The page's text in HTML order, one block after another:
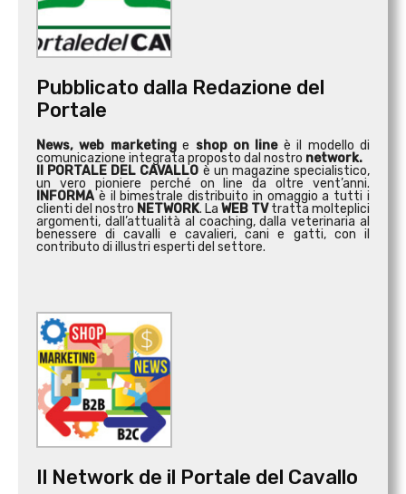
Pubblicato dalla Redazione del
Portale
News, web marketinge shop on line è il modello di
comunicazione integrata proposto dal nostro network.
Il PORTALE DEL CAVALLO è un magazine specialistico,
un vero pioniere perché on line da oltre vent’anni.
INFORMA è il bimestrale distribuito in omaggio a tutti i
clienti del nostro NETWORK. La WEB TVtratta molteplici
argomenti, dall’attualità al coaching, dalla veterinaria al
benessere di cavalli e cavalieri, cani e gatti, con il
contributo di illustri esperti del settore.
Il Network de il Portale del Cavallo